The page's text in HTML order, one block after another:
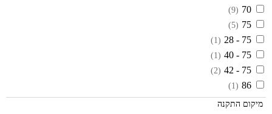
70
(9)
75
(5)
75 - 28
(1)
75 - 40
(1)
75 - 42
(2)
86
(1)
מיקום התקנה